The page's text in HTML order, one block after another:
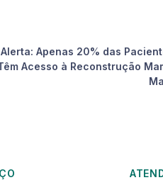
Apenas 20% das
Acesso à Reconstrução